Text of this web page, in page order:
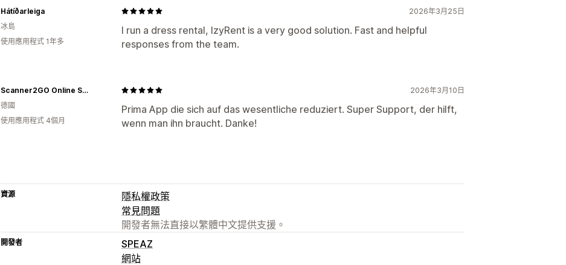
2026年3月25日
I run a dress rental, IzyRent is a very good solution. Fast and helpful
responses from the team.
Hátíðarleiga
冰島
使用應用程式 1年多
2026年3月10日
Prima App die sich auf das wesentliche reduziert. Super Support, der hilft,
wenn man ihn braucht. Danke!
Scanner2GO Online Shop
德國
使用應用程式 4個月
資源
隱私權政策
常見問題
開發者無法直接以繁體中文提供支援。
開發者
SPEAZ
網站